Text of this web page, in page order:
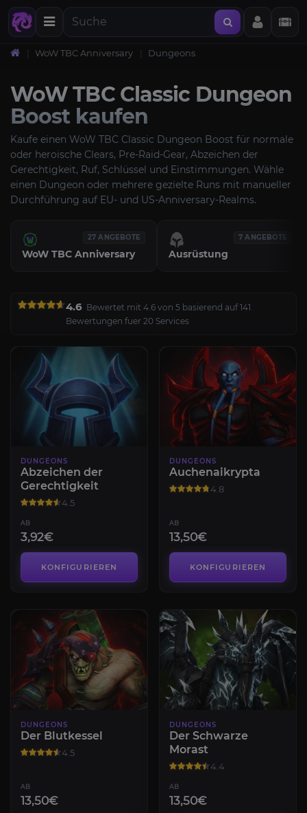
WoW TBC Anniversary Dungeons
WoW TBC Classic Dungeon
Boost kaufen
Kaufe einen WoW TBC Classic Dungeon Boost für normale
oder heroische Clears, Pre-Raid-Gear, Abzeichen der
Gerechtigkeit, Ruf, Schlüssel und Einstimmungen. Wähle
einen Dungeon oder mehrere gezielte Runs mit manueller
Durchführung auf EU- und US-Anniversary-Realms.
27 ANGEBOTE
WoW TBC Anniversary
7 ANGEBOTE
Ausrüstung
4.6 Bewertet mit 4.6 von 5 basierend auf 141
Bewertungen fuer 20 Services
DUNGEONS
Abzeichen der
Gerechtigkeit
4.5
AB
3,92€
KONFIGURIEREN
DUNGEONS
Auchenaikrypta
4.8
AB
13,50€
KONFIGURIEREN
DUNGEONS
Der Blutkessel
4.5
AB
13,50€
DUNGEONS
Der Schwarze
Morast
4.4
AB
13,50€